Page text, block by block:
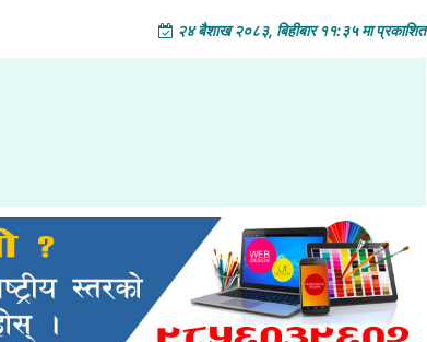
२४ बैशाख २०८३, बिहीबार ११:३५ मा प्रकाशित